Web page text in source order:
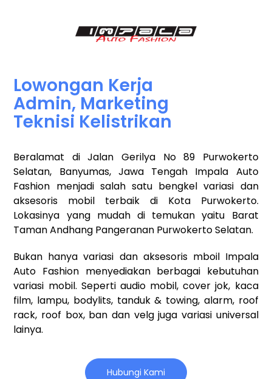
Lowongan Kerja
Admin, Marketing
Teknisi Kelistrikan
Beralamat di Jalan Gerilya No 89 Purwokerto
Selatan, Banyumas, Jawa Tengah Impala Auto
Fashion menjadi salah satu bengkel variasi dan
aksesoris mobil terbaik di Kota Purwokerto.
Lokasinya yang mudah di temukan yaitu Barat
Taman Andhang Pangeranan Purwokerto Selatan.
Bukan hanya variasi dan aksesoris mboil Impala
Auto Fashion menyediakan berbagai kebutuhan
variasi mobil. Seperti audio mobil, cover jok, kaca
film, lampu, bodylits, tanduk & towing, alarm, roof
rack, roof box, ban dan velg juga variasi universal
lainya.
Hubungi Kami